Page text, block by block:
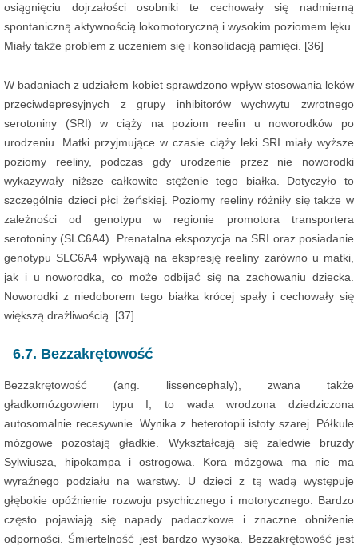
osiągnięciu dojrzałości osobniki te cechowały się nadmierną
spontaniczną aktywnością lokomotoryczną i wysokim poziomem lęku.
Miały także problem z uczeniem się i konsolidacją pamięci. [36]
W badaniach z udziałem kobiet sprawdzono wpływ stosowania leków
przeciwdepresyjnych z grupy inhibitorów wychwytu zwrotnego
serotoniny (SRI) w ciąży na poziom reelin u noworodków po
urodzeniu. Matki przyjmujące w czasie ciąży leki SRI miały wyższe
poziomy reeliny, podczas gdy urodzenie przez nie noworodki
wykazywały niższe całkowite stężenie tego białka. Dotyczyło to
szczególnie dzieci płci żeńskiej. Poziomy reeliny różniły się także w
zależności od genotypu w regionie promotora transportera
serotoniny (SLC6A4). Prenatalna ekspozycja na SRI oraz posiadanie
genotypu SLC6A4 wpływają na ekspresję reeliny zarówno u matki,
jak i u noworodka, co może odbijać się na zachowaniu dziecka.
Noworodki z niedoborem tego białka krócej spały i cechowały się
większą drażliwością. [37]
6.7. Bezzakrętowość
Bezzakrętowość (ang. lissencephaly), zwana także
gładkomózgowiem typu I, to wada wrodzona dziedziczona
autosomalnie recesywnie. Wynika z heterotopii istoty szarej. Półkule
mózgowe pozostają gładkie. Wykształcają się zaledwie bruzdy
Sylwiusza, hipokampa i ostrogowa. Kora mózgowa ma nie ma
wyraźnego podziału na warstwy. U dzieci z tą wadą występuje
głębokie opóźnienie rozwoju psychicznego i motorycznego. Bardzo
często pojawiają się napady padaczkowe i znaczne obniżenie
odporności. Śmiertelność jest bardzo wysoka. Bezzakrętowość jest